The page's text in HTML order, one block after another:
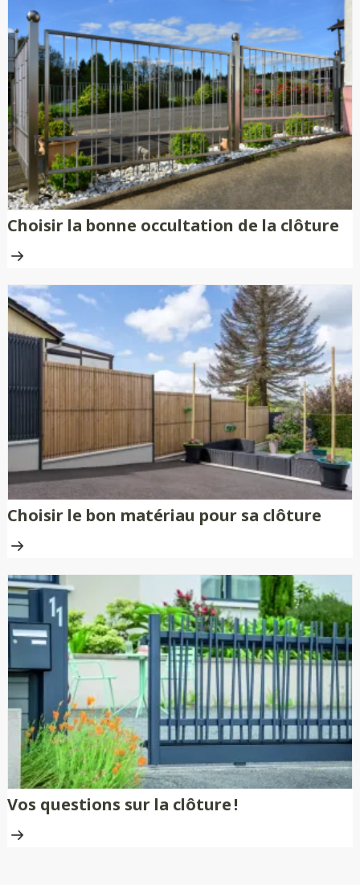
Choisir la bonne occultation de la clôture
Choisir le bon matériau pour sa clôture
Vos questions sur la clôture !